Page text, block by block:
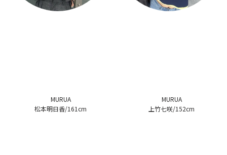
MURUA
松本明日香/161cm
MURUA
上竹七咲/152cm